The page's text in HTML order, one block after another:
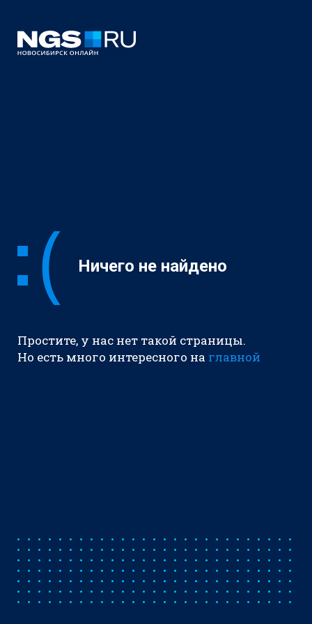
Ничего не найдено
Простите, у нас нет такой страницы.
Но есть много интересного на главной